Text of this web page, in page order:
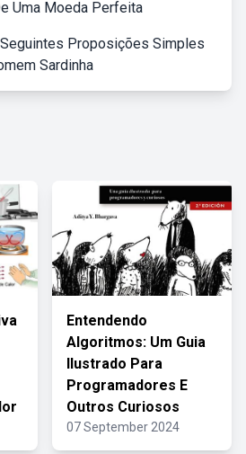
Uma Moeda Perfeita
Proposições Simples
Sardinha
Entendendo
Algoritmos: Um Guia
Ilustrado Para
Programadores E
Outros Curiosos
07 September 2024